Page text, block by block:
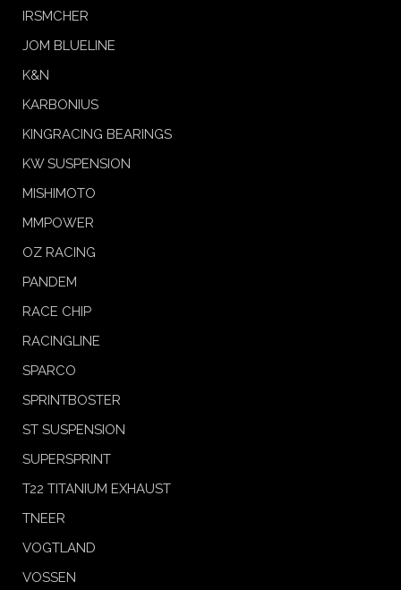
IRSMCHER
JOM BLUELINE
K&N
KARBONIUS
KINGRACING BEARINGS
KW SUSPENSION
MISHIMOTO
MMPOWER
OZ RACING
PANDEM
RACE CHIP
RACINGLINE
SPARCO
SPRINTBOSTER
ST SUSPENSION
SUPERSPRINT
T22 TITANIUM EXHAUST
TNEER
VOGTLAND
VOSSEN